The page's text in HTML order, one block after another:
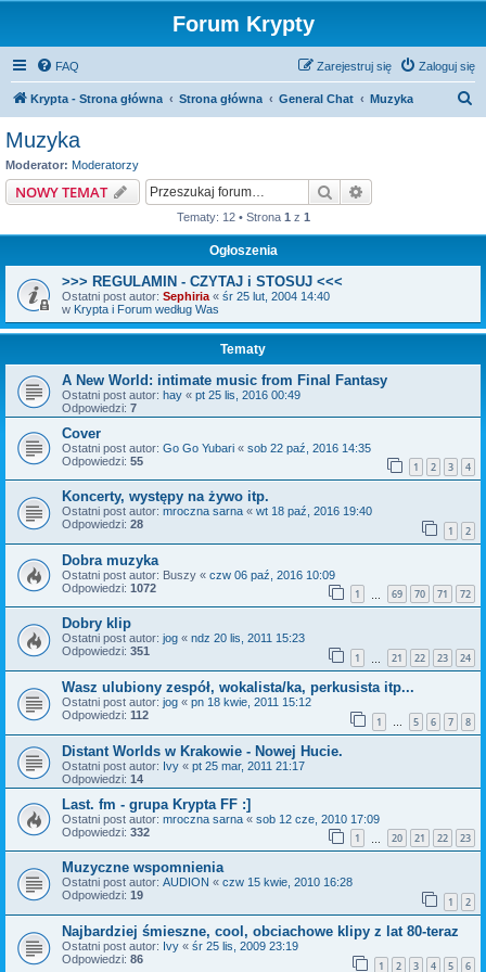
Forum Krypty
FAQ Zaloguj się
Zarejestruj się
Krypta - Strona główna Strona główna General Chat Muzyka
Muzyka
Moderator: Moderatorzy
NOWY TEMAT Szukaj
Tematy: 12 • Strona 1 z 1
Ogłoszenia
>>> REGULAMIN - CZYTAJ i STOSUJ <<<
Ostatni post autor: Sephiria « śr 25 lut, 2004 14:40
w Krypta i Forum według Was
Tematy
A New World: intimate music from Final Fantasy
Ostatni post autor: hay « pt 25 lis, 2016 00:49
Odpowiedzi: 7
Cover
Ostatni post autor: Go Go Yubari « sob 22 paź, 2016 14:35
Odpowiedzi: 55 1 2 3 4
Koncerty, występy na żywo itp.
Ostatni post autor: mroczna sarna « wt 18 paź, 2016 19:40
Odpowiedzi: 28 1 2
Dobra muzyka
Ostatni post autor: Buszy « czw 06 paź, 2016 10:09
Odpowiedzi: 1072 1 69 70 71 72
Dobry klip
Ostatni post autor: jog « ndz 20 lis, 2011 15:23
Odpowiedzi: 351 1 21 22 23 24
Wasz ulubiony zespół, wokalista/ka, perkusista itp...
Ostatni post autor: jog « pn 18 kwie, 2011 15:12
Odpowiedzi: 112 1 … 5 6 7 8
Distant Worlds w Krakowie - Nowej Hucie.
Ostatni post autor: Ivy « pt 25 mar, 2011 21:17
Odpowiedzi: 14
Last. fm - grupa Krypta FF :]
Ostatni post autor: mroczna sarna « sob 12 cze, 2010 17:09
Odpowiedzi: 332 1 20 21 22 23
Muzyczne wspomnienia
Ostatni post autor: AUDION « czw 15 kwie, 2010 16:28
Odpowiedzi: 19 1 2
Najbardziej śmieszne, cool, obciachowe klipy z lat 80-teraz
Ostatni post autor: Ivy « śr 25 lis, 2009 23:19
Odpowiedzi: 86 1 2 3 4 5 6